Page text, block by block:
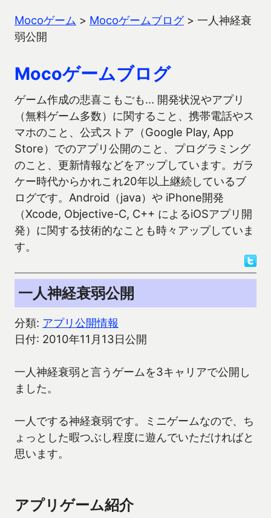
Mocoゲーム > Mocoゲームブログ> 一人神経衰
弱公開
Mocoゲームブログ
ゲーム作成の悲喜こもごも… 開発状況やアプリ
（無料ゲーム多数）に関すること、携帯電話やス
マホのこと、公式ストア（Google Play, App
Store）でのアプリ公開のこと、プログラミング
のこと、更新情報などをアップしています。ガラ
ケー時代からかれこれ20年以上継続しているブ
ログです。Android（java）や iPhone開発
（Xcode, Objective-C, C++ によるiOSアプリ開
発）に関する技術的なことも時々アップしていま
す。
一人神経衰弱公開
分類: アプリ公開情報
日付: 2010年11月13日公開
一人神経衰弱と言うゲームを3キャリアで公開し
ました。
一人でする神経衰弱です。ミニゲームなので、ち
ょっとした暇つぶし程度に遊んでいただければと
思います。
アプリゲーム紹介